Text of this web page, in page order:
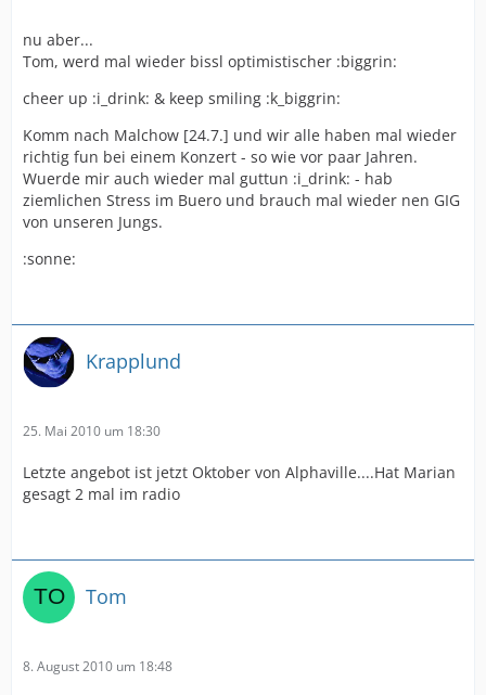
nu aber...
Tom, werd mal wieder bissl optimistischer :biggrin:
cheer up :i_drink: & keep smiling :k_biggrin:
Komm nach Malchow [24.7.] und wir alle haben mal wieder
richtig fun bei einem Konzert - so wie vor paar Jahren.
Wuerde mir auch wieder mal guttun :i_drink: - hab
ziemlichen Stress im Buero und brauch mal wieder nen GIG
von unseren Jungs.
:sonne:
Krapplund
25. Mai 2010 um 18:30
Letzte angebot ist jetzt Oktober von Alphaville....Hat Marian
gesagt 2 mal im radio
Tom
8. August 2010 um 18:48